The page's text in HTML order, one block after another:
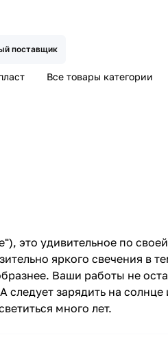
поставщик
Все товары категории
это удивительное по
яркого свечения в
Ваши работы не
зарядить на
много лет.